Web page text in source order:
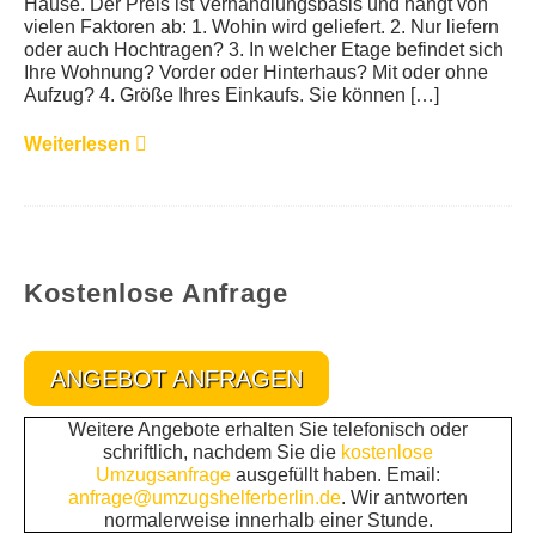
Hause. Der Preis ist Verhandlungsbasis und hängt von
vielen Faktoren ab: 1. Wohin wird geliefert. 2. Nur liefern
oder auch Hochtragen? 3. In welcher Etage befindet sich
Ihre Wohnung? Vorder oder Hinterhaus? Mit oder ohne
Aufzug? 4. Größe Ihres Einkaufs. Sie können […]
Weiterlesen
Kostenlose Anfrage
ANGEBOT ANFRAGEN
Weitere Angebote erhalten Sie telefonisch oder
schriftlich, nachdem Sie die kostenlose
Umzugsanfrage ausgefüllt haben. Email:
anfrage@umzugshelferberlin.de. Wir antworten
normalerweise innerhalb einer Stunde.